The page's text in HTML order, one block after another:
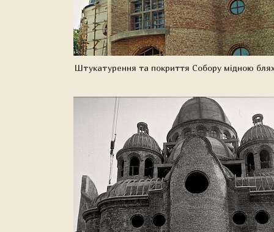
Штукатурення та покриття Собору мідною